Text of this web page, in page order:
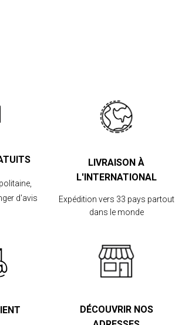
d'avis
LIVRAISON À
L'INTERNATIONAL
Expédition vers 33 pays partout
dans le monde
DÉCOUVRIR NOS